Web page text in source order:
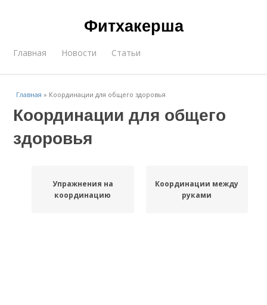
Фитхакерша
Главная Новости Статьи
Главная » Координации для общего здоровья
Координации для общего
здоровья
Упражнения на
координацию
Координации между
руками